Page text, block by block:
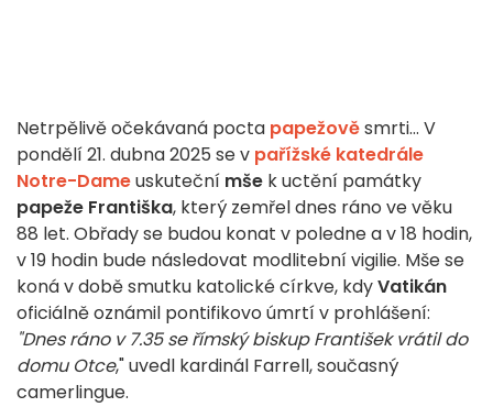
Netrpělivě očekávaná pocta papežověsmrti... V
pondělí 21. dubna 2025 se v pařížské katedrále
Notre-Dameuskuteční mše k uctění památky
papeže Františka, který zemřel dnes ráno ve věku
88 let. Obřady se budou konat v poledne a v 18 hodin,
v 19 hodin bude následovat modlitební vigilie. Mše se
koná v době smutku katolické církve, kdyVatikán
oficiálně oznámil pontifikovo úmrtí v prohlášení:
"Dnes ráno v 7.35 se římský biskup František vrátil do
domu Otce," uvedl kardinál Farrell, současný
camerlingue.